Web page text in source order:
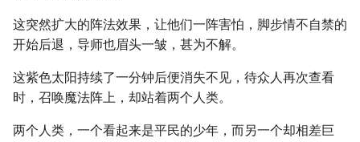
这突然扩大的阵法效果，让他们一阵害怕，脚步情不自禁的
开始后退，导师也眉头一皱，甚为不解。
这紫色太阳持续了一分钟后便消失不见，待众人再次查看
时，召唤魔法阵上，却站着两个人类。
两个人类，一个看起来是平民的少年，而另一个却相差巨